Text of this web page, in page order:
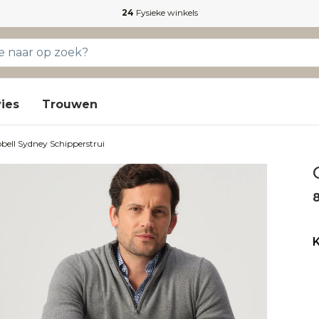
24 Fysieke winkels
Trouwen
Sydney Schipperstrui